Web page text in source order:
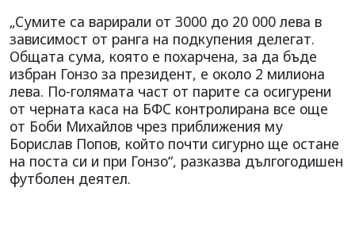
„Сумите са варирали от 3000 до 20 000 лева в
зависимост от ранга на подкупения делегат.
Общата сума, която е похарчена, за да бъде
избран Гонзо за президент, е около 2 милиона
лева. По-голямата част от парите са осигурени
от черната каса на БФС контролирана все още
от Боби Михайлов чрез приближения му
Борислав Попов, който почти сигурно ще остане
на поста си и при Гонзо“, разказва дългогодишен
футболен деятел.